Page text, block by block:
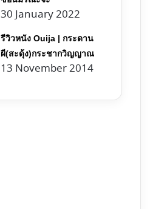
30 January 2022
รีวิวหนัง Ouija | กระดาน
ผี(สะดุ้ง)กระชากวิญญาณ
13 November 2014